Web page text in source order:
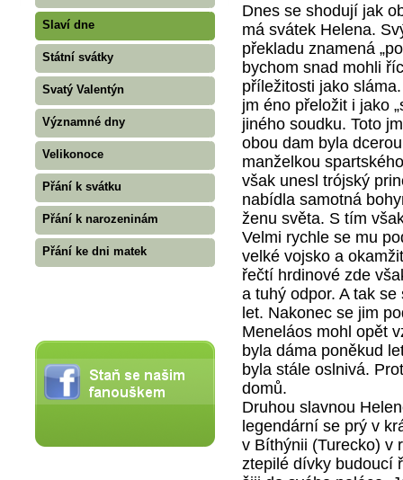
Slaví dne
Státní svátky
Svatý Valentýn
Významné dny
Velikonoce
Přání k svátku
Přání k narozeninám
Přání ke dni matek
Dnes se shodují jak
má svátek Helena.
překladu znamená
bychom snad mohli
příležitosti jako
jm éno přeložit i jako
jiného soudku. Toto
obou dam byla
manželkou
však unesl trójský
nabídla samotná
ženu světa. S tím
Velmi rychle se mu
velké vojsko a
řečtí hrdinové zde
a tuhý odpor. A tak
let. Nakonec se jim
Meneláos mohl opět
byla dáma poněkud
byla stále oslnivá.
domů.
Druhou slavnou
legendární se prý v
v Bíthýnii (Turecko) v
ztepilé dívky budoucí